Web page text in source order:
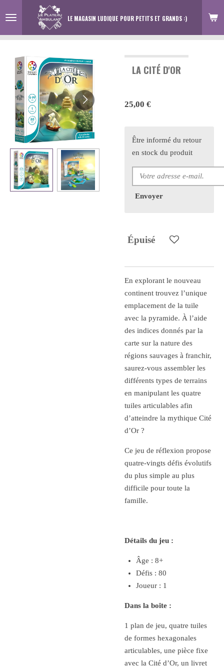
au
contenu
LE MAGASIN LUDIQUE POUR PETITS ET GRANDS :)
LA CITÉ D'OR
25,00 €
Être informé du retour
en stock du produit
Envoyer
Épuisé
En explorant le nouveau
continent trouvez l’unique
emplacement de la tuile
avec la pyramide. À l’aide
des indices donnés par la
carte sur la nature des
régions sauvages à franchir,
saurez-vous assembler les
différents types de terrains
en manipulant les quatre
tuiles articulables afin
d’atteindre la mythique Cité
d’Or ?
Ce jeu de réflexion propose
quatre-vingts défis évolutifs
du plus simple au plus
difficile pour toute la
famille.
Détails du jeu :
Âge : 8+
Défis : 80
Joueur : 1
Dans la boîte :
1 plan de jeu, quatre tuiles
de formes hexagonales
articulables, une pièce fixe
avec la Cité d’Or, un livret